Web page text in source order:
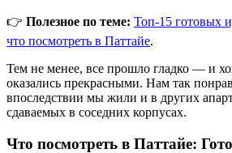
👉 Полезное по теме: Топ-15 готовых
что посмотреть в Паттайе.
Тем не менее, все прошло гладко — и
оказались прекрасными. Нам так
впоследствии мы жили и в других
сдаваемых в соседних корпусах.
Что посмотреть в Паттайе: